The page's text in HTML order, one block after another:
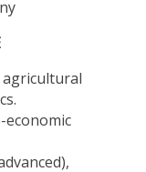
agricultural
economic